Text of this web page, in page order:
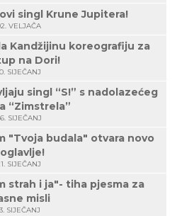
singl Krune Jupitera!
VELJAČA
Kandžijinu koreografiju za
na Dori!
SIJEČANJ
singl “S!” s nadolazećeg
“Zimstrela”
SIJEČANJ
"Tvoja budala" otvara novo
SIJEČANJ
strah i ja"- tiha pjesma za
misli
SIJEČANJ